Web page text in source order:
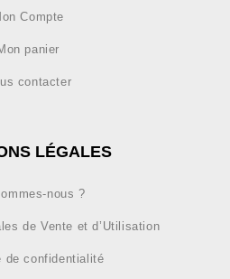
Compte
panier
contacter
LÉGALES
nous ?
de Vente et d’Utilisation
de confidentialité